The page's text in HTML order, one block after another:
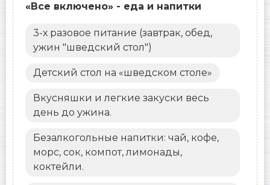
«Все включено» - еда и напитки
3-х разовое питание (завтрак, обед,
ужин "шведский стол")
Детский стол на «шведском столе»
Вкусняшки и легкие закуски весь
день до ужина.
Безалкогольные напитки: чай, кофе,
морс, сок, компот, лимонады,
коктейли.